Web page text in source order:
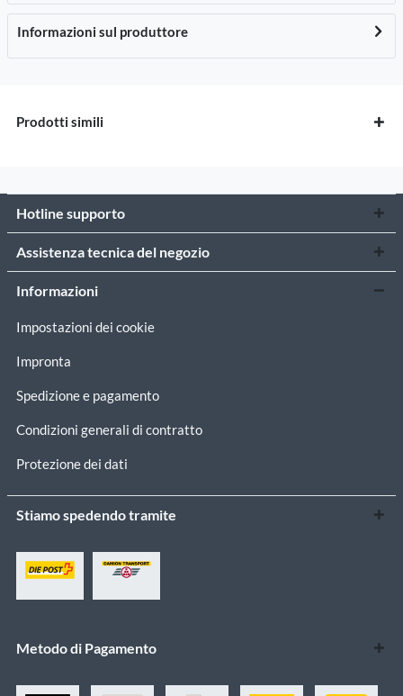
Informazioni sul produttore
Prodotti simili
Hotline supporto
Assistenza tecnica del negozio
Informazioni
Impostazioni dei cookie
Impronta
Spedizione e pagamento
Condizioni generali di contratto
Protezione dei dati
Stiamo spedendo tramite
Metodo di Pagamento